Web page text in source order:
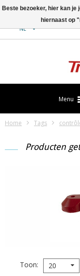
NL
Menu
Home Tags
Producten
Toon 20
Beste bezoeker, hier kan
hiernaast op